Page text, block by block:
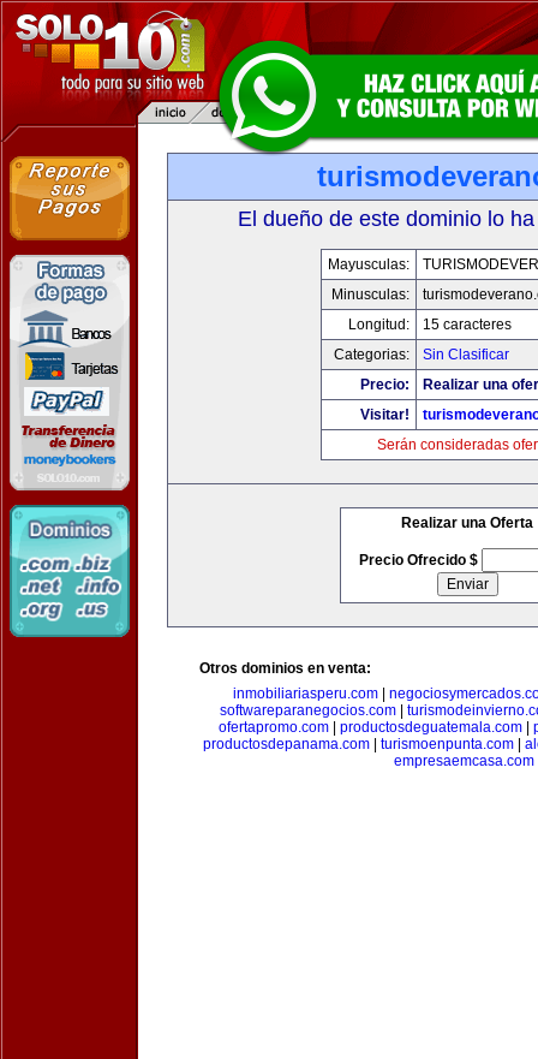
El dueño de este dominio lo
Mayusculas:
Minusculas:
Longitud:
15 caracteres
Categorias:
Sin Clasificar
Precio:
Realizar una
Visitar!
Serán consideradas
Realizar una Oferta
Precio Ofrecido $
Otros dominios en venta:
inmobiliariasperu.com|
softwareparanegocios.com|
ofertapromo.com
productosdeguatemala.com
productosdepanama.com
turismoenpunta.com
empresaemcasa.com